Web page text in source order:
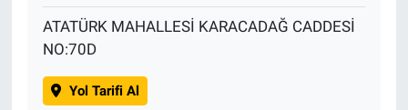
ATATÜRK MAHALLESİ KARACADAĞ CADDESİ
NO:70D
Yol Tarifi Al